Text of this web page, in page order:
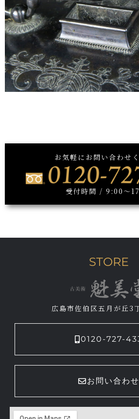
お気軽にお問い合わせ
受付時間 / 9:00～
STORE
広島市佐伯区五月が丘3
0120-727-
お問い合わせ